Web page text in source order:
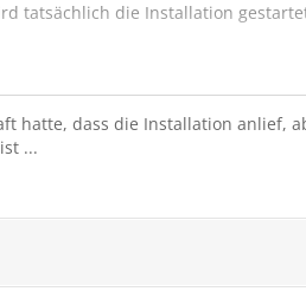
tatsächlich die Installation
erst, sobald ich den Wagen
hatte, dass die Installation anlief,
...